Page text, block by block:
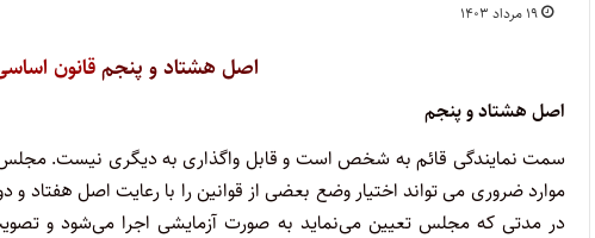
۱۹ مرداد ۱۴۰۳
اصل‏ هشتاد و پنجمقانون
اصل‏ هشتاد و پنجم
سمت‏ نمایندگی‏ قائم‏ به‏ شخص‏ است‏ و قابل‏ واگذاری‏ به‏ دیگری‏ نیست‏. مجلس‏
موارد ضروری‏ می‏ تواند اختیار وضع بعضی‏ از قوانین‏ را با رعایت‏ اصل‏
در مدتی‏ که‏ مجلس‏ تعیین‏ می‏‌نماید به‏ صورت‏ آزمایشی‏ اجرا می‏‌شود و